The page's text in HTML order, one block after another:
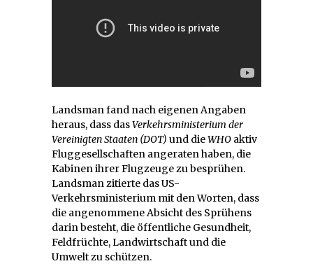
Landsman fand nach eigenen Angaben
heraus, dass dasVerkehrsministerium der
Vereinigten Staaten (DOT) und dieWHO aktiv
Fluggesellschaften angeraten haben, die
Kabinen ihrer Flugzeuge zu besprühen.
Landsman zitierte das US-
Verkehrsministerium mit den Worten, dass
die angenommene Absicht des Sprühens
darin besteht, die öffentliche Gesundheit,
Feldfrüchte, Landwirtschaft und die
Umwelt zu schützen.